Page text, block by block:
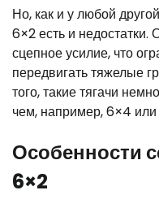
Но, как и у любой
6×2 есть и недостатки.
сцепное усилие, что
передвигать тяжелые
того, такие тягачи
чем, например, 6×4 или
Особенности
6×2